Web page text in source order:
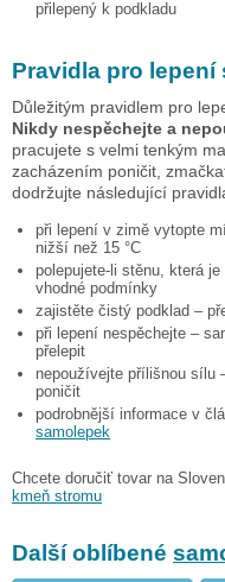
přilepený k podkladu
Pravidla pro lepení
Důležitým pravidlem pro
Nikdy nespěchejte a
pracujete s velmi tenkým
zacházením poničit,
dodržujte následující
při lepení v zimě vytopte
nižší než 15 °C
polepujete-li stěnu, která
vhodné podmínky
zajistěte čistý podklad –
při lepení nespěchejte –
přelepit
nepoužívejte přílišnou sílu
poničit
podrobnější informace v
samolepek
Chcete doručiť tovar na
kmeň stromu
Další oblíbené